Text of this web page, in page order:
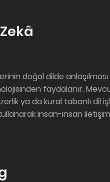
doğal dilde anlaşılması
faydalanır.
ya da kural tabanlı dil
insan-insan